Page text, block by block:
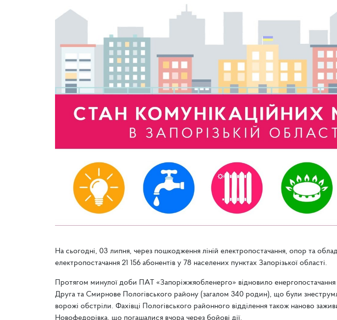
На сьогодні, 03 липня, через пошкодження ліній електропостачання, опор та
електропостачання 21 156 абонентів у 78 населених пунктах Запорізької області.
Протягом минулої доби ПАТ «Запоріжжяобленерго» відновило
Друга та Смирнове Пологівського району (загалом 340 родин), що були
ворожі обстріли. Фахівці Пологівського районного відділення також наново
Новофедорівка, що погашалися вчора через бойові дії.